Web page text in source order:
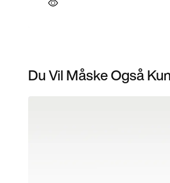
Du Vil Måske Også